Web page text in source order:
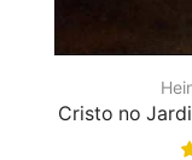
Cristo no